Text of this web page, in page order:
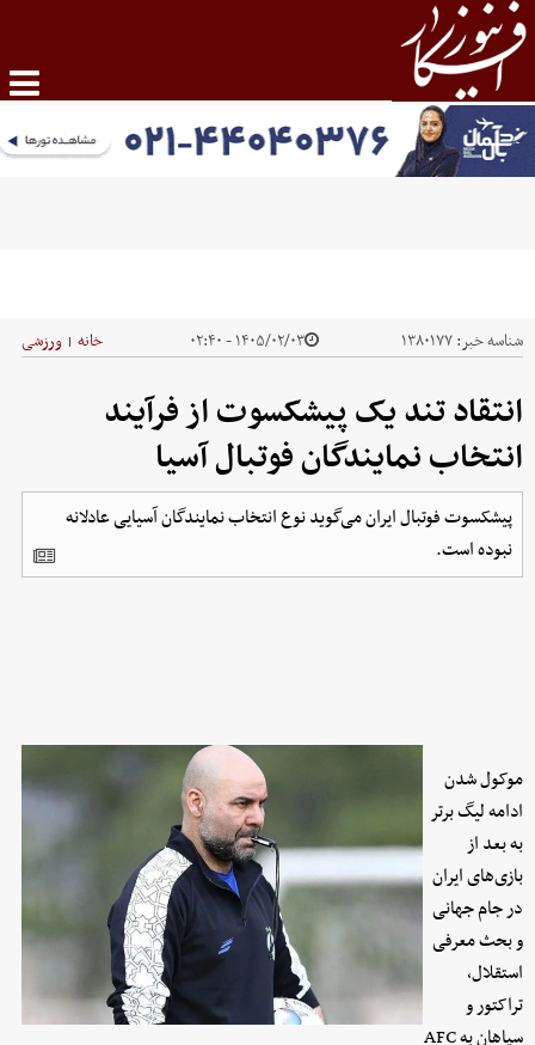
شناسه خبر:۱۳۸۰۱۷۷ ۱۴۰۵/۰۲/۰۳ - ۰۲:۴۰ خانه | ورزشی
انتقاد تند یک پیشکسوت از فرآیند
انتخاب نمایندگان فوتبال آسیا
پیشکسوت فوتبال ایران می‌گوید نوع انتخاب نمایندگان آسیایی عادلانه
نبوده است.
موکول شدن
ادامه لیگ برتر
به بعد از
بازی‌های ایران
در جام جهانی
و بحث معرفی
استقلال،
تراکتور و
سپاهان به AFC